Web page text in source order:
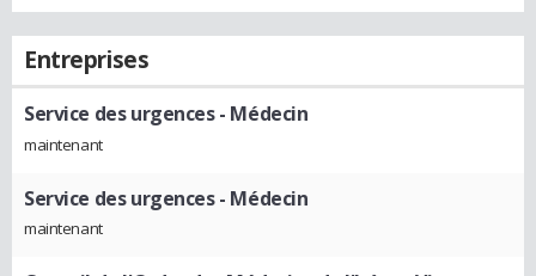
Entreprises
Service des urgences- Médecin
maintenant
Service des urgences- Médecin
maintenant